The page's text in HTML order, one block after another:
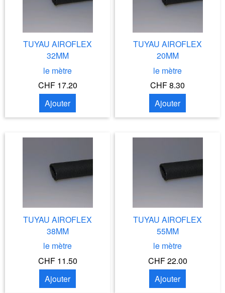
TUYAU AIROFLEX
32MM
le mètre
CHF 17.20
Ajouter
TUYAU AIROFLEX
20MM
le mètre
CHF 8.30
Ajouter
TUYAU AIROFLEX
38MM
le mètre
CHF 11.50
Ajouter
TUYAU AIROFLEX
55MM
le mètre
CHF 22.00
Ajouter